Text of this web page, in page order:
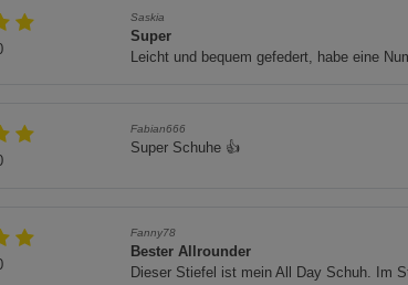
Saskia
Super
Leicht und bequem gefedert, habe eine
Fabian666
Super Schuhe 👍
Fanny78
Bester Allrounder
Dieser Stiefel ist mein All Day Schuh. Im